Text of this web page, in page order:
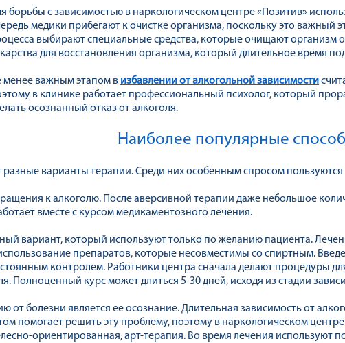
борьбы с зависимостью в наркологическом центре «Позитив»
медики прибегают к очистке организма, поскольку это важный
выбирают специальные средства, которые очищают организм
для восстановления организма, который длительное время
менее важным этапом в избавлении от алкогольной зависимости
в клинике работает профессиональный психолог, который
осознанный отказ от алкоголя.
Наиболее популярные
варианты терапии. Среди них особенным спросом
к алкоголю. После аверсивной терапии даже небольшое
вместе с курсом медикаментозного лечения.
вариант, который используют только по желанию пациента.
препаратов, которые несовместимы со спиртным.
контролем. Работники центра сначала делают процедуры
Полноценный курс может длиться 5-30 дней, исходя из стадии
болезни является ее осознание. Длительная зависимость от
помогает решить эту проблему, поэтому в наркологическом
ориентированная, арт-терапия. Во время лечения используют